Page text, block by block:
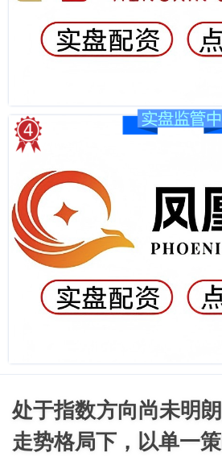
处于指数方向尚未明
走势格局下，以单一